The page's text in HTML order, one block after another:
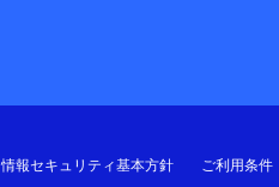
情報セキュリティ基本方針 ご利用条件